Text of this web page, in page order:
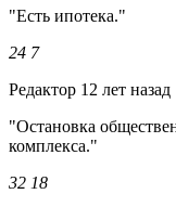
"Есть ипотека."
24 7
Редактор 12 лет назад
"Остановка
комплекса."
32 18